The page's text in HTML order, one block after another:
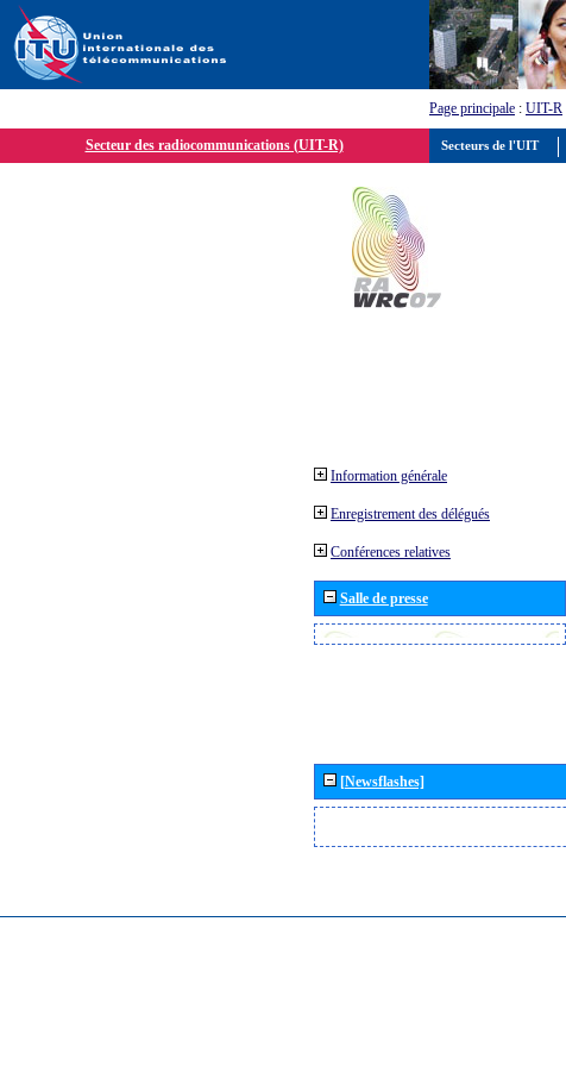
Page principale : UIT-R
Secteur des radiocommunications (UIT-R)
Information générale
Enregistrement des délégués
Conférences relatives
Salle de presse
[Newsflashes]
Secteurs de l'UIT